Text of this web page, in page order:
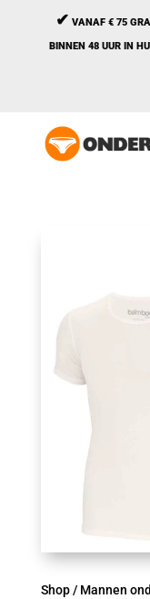
✔ VANAF € 75
BINNEN 48 UUR IN
Shop/ Mannen